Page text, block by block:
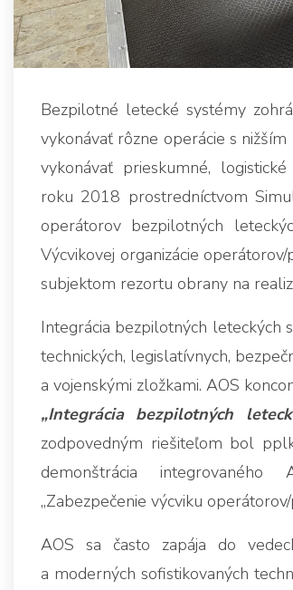
Bezpilotné letecké systémy
vykonávať rôzne operácie s
vykonávať prieskumné,
roku 2018 prostredníctvom
operátorov bezpilotných
Výcvikovej organizácie
subjektom rezortu obrany na
Integrácia bezpilotných leteckých
technických, legislatívnych,
a vojenskými zložkami. AOS
„Integrácia bezpilotných
zodpovedným riešiteľom bol
demonštrácia
„Zabezpečenie výcviku
AOS sa často zapája do
a moderných sofistikovaných